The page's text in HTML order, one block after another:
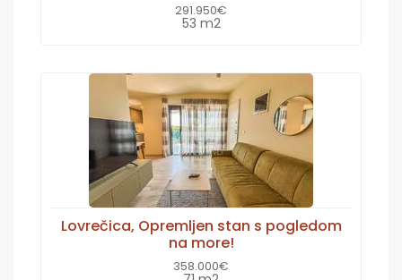
291.950€
53 m2
Lovrečica, Opremljen stan s pogledom
na more!
358.000€